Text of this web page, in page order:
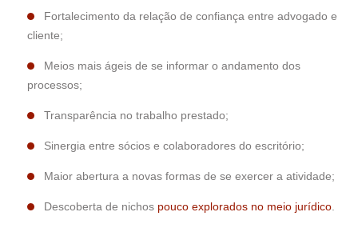
Fortalecimento da relação de confiança entre advogado e
cliente;
Meios mais ágeis de se informar o andamento dos
processos;
Transparência no trabalho prestado;
Sinergia entre sócios e colaboradores do escritório;
Maior abertura a novas formas de se exercer a atividade;
Descoberta de nichos pouco explorados no meio jurídico